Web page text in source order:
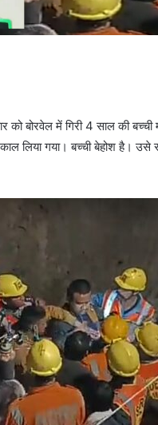
को बोरवेल में गिरी 4 साल की बच्ची
लिया गया। बच्ची बेहोश है।